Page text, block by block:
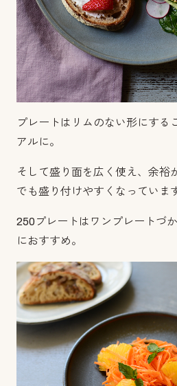
プレートはリムのない形にする
アルに。
そして盛り面を広く使え、余裕
でも盛り付けやすくなっていま
250プレートはワンプレートづ
におすすめ。